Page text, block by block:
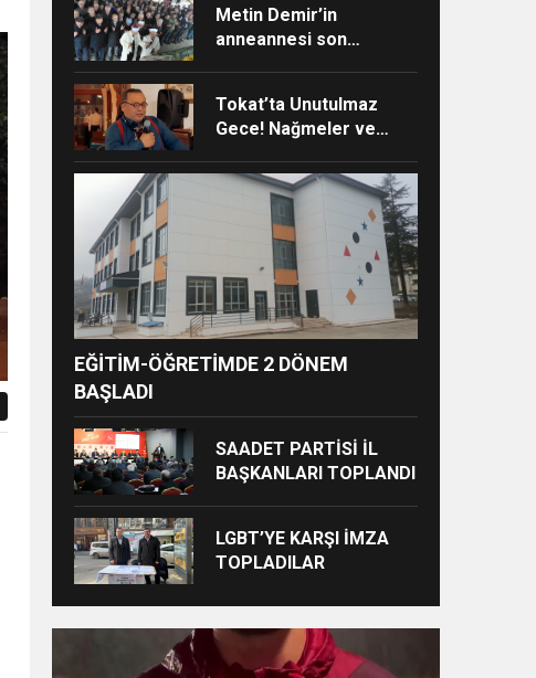
Metin Demir’in
anneannesi son
Tokat’ta Unutulmaz
Gece! Nağmeler ve
EĞİTİM-ÖĞRETİMDE 2 DÖNEM
BAŞLADI
SAADET PARTİSİ İL
BAŞKANLARI TOPLANDI
LGBT’YE KARŞI İMZA
TOPLADILAR